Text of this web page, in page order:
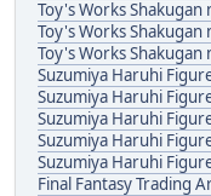
Toy's Works Shakugan
Toy's Works Shakugan
Toy's Works Shakugan
Suzumiya Haruhi
Suzumiya Haruhi
Suzumiya Haruhi
Suzumiya Haruhi
Suzumiya Haruhi
Final Fantasy Trading